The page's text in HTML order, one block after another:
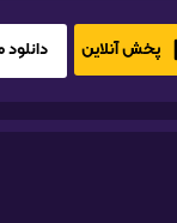
دانلود HD1080 پخش آنلاین